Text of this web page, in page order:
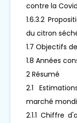
contre la
1.6.3.2
du citron
1.7 Objectifs
1.8 Années
2 Résumé
2.1
marché
2.1.1 Chiffre